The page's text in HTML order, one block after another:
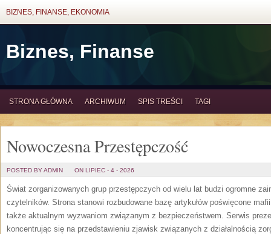
BIZNES, FINANSE, EKONOMIA
Biznes, Finanse
STRONA GŁÓWNA ARCHIWUM SPIS TREŚCI TAGI
Nowoczesna Przestępczość
POSTED BY ADMIN ON LIPIEC - 4 - 2026
Świat zorganizowanych grup przestępczych od wielu lat budzi ogromne
czytelników. Strona stanowi rozbudowane bazę artykułów poświęcone
także aktualnym wyzwaniom związanym z bezpieczeństwem. Serwis
koncentrując się na przedstawieniu zjawisk związanych z działalnością